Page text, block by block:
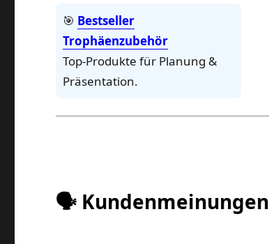
🎯 Bestseller
Trophäenzubehör
Top-Produkte für Planung &
Präsentation.
🗣️ Kundenmeinungen